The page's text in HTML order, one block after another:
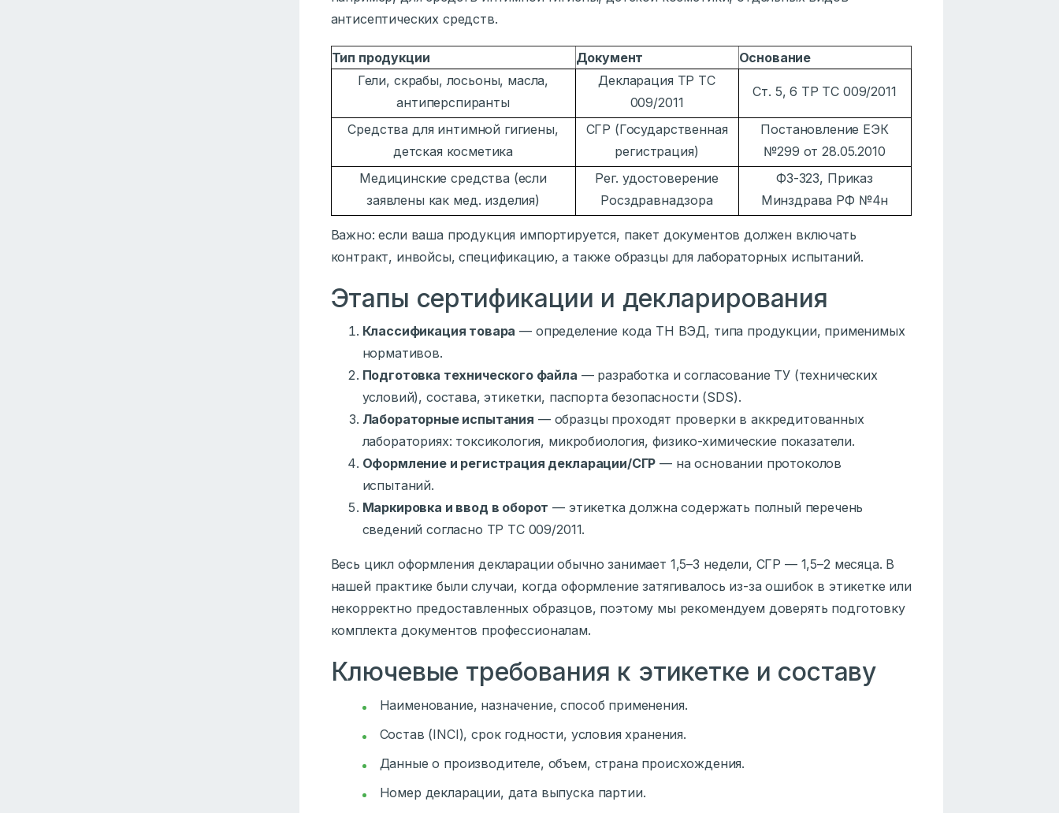
антисептических средств.
Тип продукции Документ
Основание
Гели, скрабы, лосьоны, масла,
антиперспиранты
Декларация ТР ТС
009/2011
Ст. 5, 6 ТР ТС 009/2011
Средства для интимной гигиены,
детская косметика
СГР (Государственная
регистрация)
Постановление ЕЭК
№299 от 28.05.2010
Медицинские средства (если
заявлены как мед. изделия)
Рег. удостоверение
Росздравнадзора
ФЗ-323, Приказ
Минздрава РФ №4н
Важно: если ваша продукция импортируется, пакет документов должен включать
контракт, инвойсы, спецификацию, а также образцы для лабораторных испытаний.
Этапы сертификации и декларирования
Классификация товара — определение кода ТН ВЭД, типа продукции, применимых
нормативов.
Подготовка технического файла — разработка и согласование ТУ (технических
условий), состава, этикетки, паспорта безопасности (SDS).
Лабораторные испытания — образцы проходят проверки в аккредитованных
лабораториях: токсикология, микробиология, физико-химические показатели.
Оформление и регистрация декларации/СГР — на основании протоколов
испытаний.
Маркировка и ввод в оборот — этикетка должна содержать полный перечень
сведений согласно ТР ТС 009/2011.
Весь цикл оформления декларации обычно занимает 1,5–3 недели, СГР — 1,5–2 месяца. В
нашей практике были случаи, когда оформление затягивалось из-за ошибок в этикетке или
некорректно предоставленных образцов, поэтому мы рекомендуем доверять подготовку
комплекта документов профессионалам.
Ключевые требования к этикетке и составу
Наименование, назначение, способ применения.
Состав (INCI), срок годности, условия хранения.
Данные о производителе, объем, страна происхождения.
Номер декларации, дата выпуска партии.